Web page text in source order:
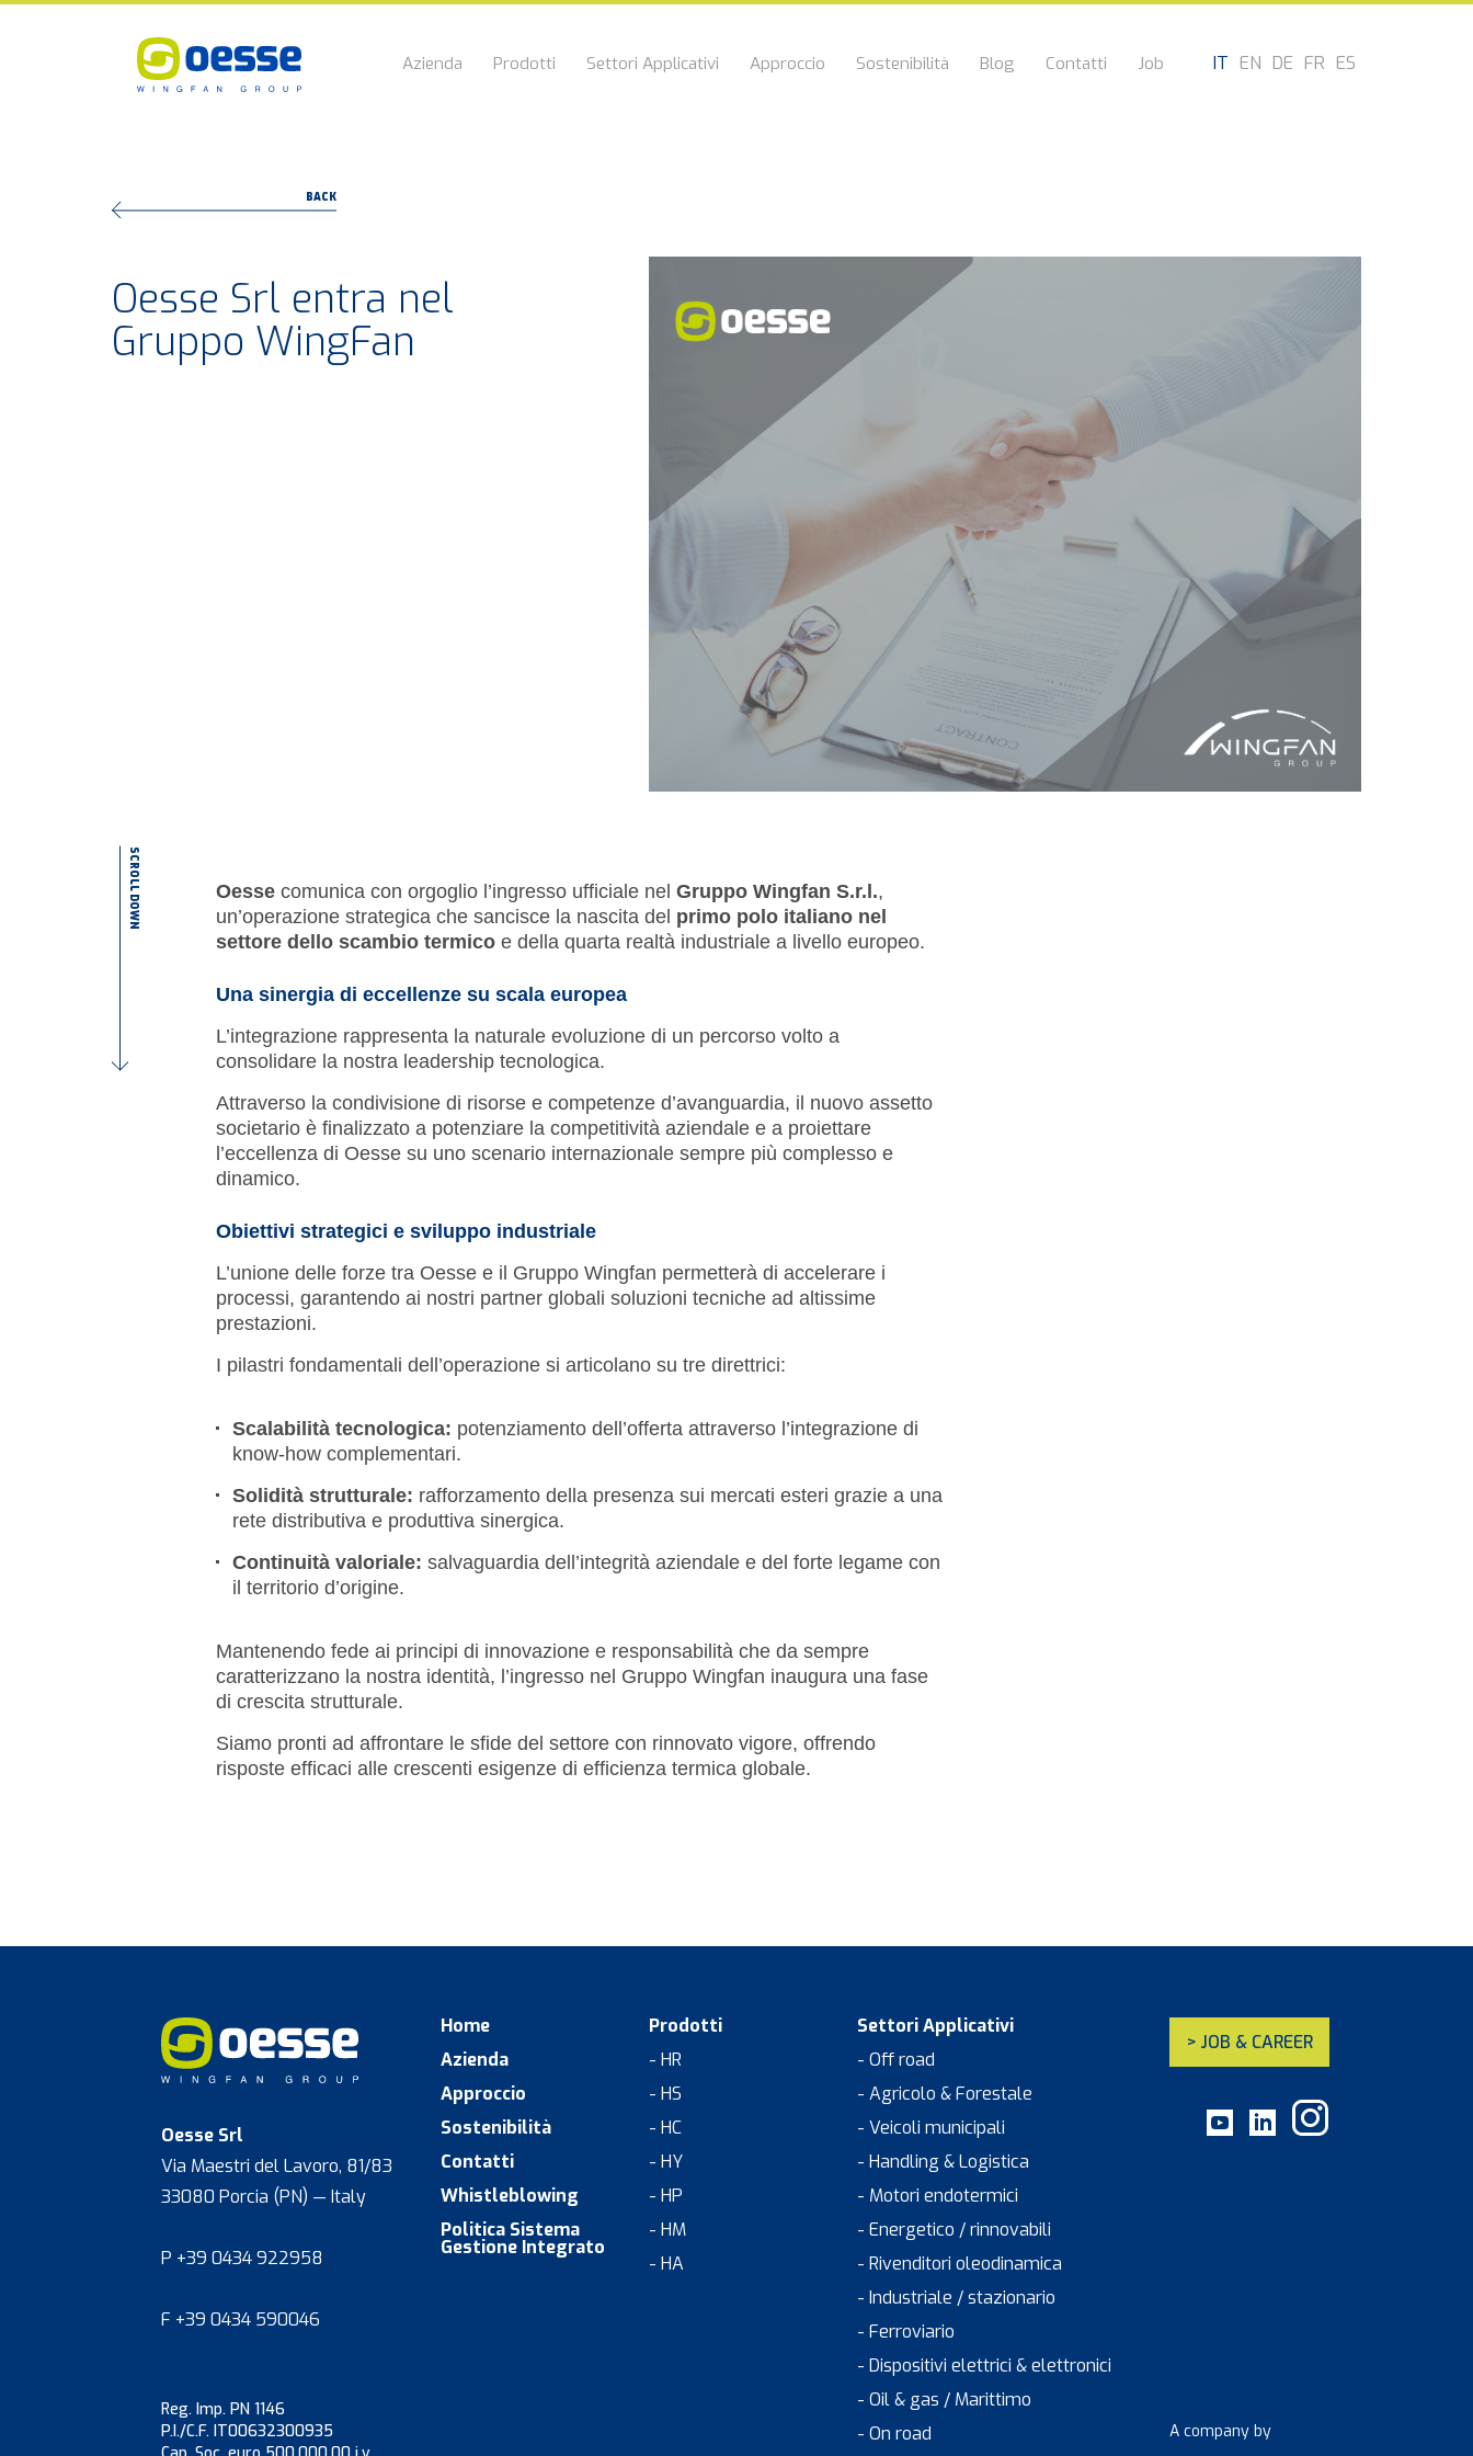
Azienda Prodotti Settori Applicativi Approccio Sostenibilità Blog Contatti Job IT EN DE FR ES
BACK
Oesse Srl entra nel
Gruppo WingFan
SCROLL DOWN Oesse comunica con orgoglio l’ingresso ufficiale nel Gruppo Wingfan S.r.l.,
un’operazione strategica che sancisce la nascita del primo polo italiano nel
settore dello scambio termico e della quarta realtà industriale a livello europeo.
Una sinergia di eccellenze su scala europea
L’integrazione rappresenta la naturale evoluzione di un percorso volto a
consolidare la nostra leadership tecnologica.
Attraverso la condivisione di risorse e competenze d’avanguardia, il nuovo assetto
societario è finalizzato a potenziare la competitività aziendale e a proiettare
l’eccellenza di Oesse su uno scenario internazionale sempre più complesso e
dinamico.
Obiettivi strategici e sviluppo industriale
L’unione delle forze tra Oesse e il Gruppo Wingfan permetterà di accelerare i
processi, garantendo ai nostri partner globali soluzioni tecniche ad altissime
prestazioni.
I pilastri fondamentali dell’operazione si articolano su tre direttrici:
Scalabilità tecnologica: potenziamento dell’offerta attraverso l’integrazione di
know-how complementari.
Solidità strutturale: rafforzamento della presenza sui mercati esteri grazie a una
rete distributiva e produttiva sinergica.
Continuità valoriale: salvaguardia dell’integrità aziendale e del forte legame con
il territorio d’origine.
Mantenendo fede ai principi di innovazione e responsabilità che da sempre
caratterizzano la nostra identità, l’ingresso nel Gruppo Wingfan inaugura una fase
di crescita strutturale.
Siamo pronti ad affrontare le sfide del settore con rinnovato vigore, offrendo
risposte efficaci alle crescenti esigenze di efficienza termica globale.
Oesse Srl
Via Maestri del Lavoro, 81/83
33080 Porcia (PN) — Italy
P +39 0434 922958
F +39 0434 590046
Reg. Imp. PN 1146
P.I./C.F. IT00632300935
Home
Azienda
Approccio
Sostenibilità
Contatti
Whistleblowing
Politica Sistema
Gestione Integrato
Prodotti
- HR
- HS
- HC
- HY
- HP
- HM
- HA
Settori Applicativi
- Off road
- Agricolo & Forestale
- Veicoli municipali
- Handling & Logistica
- Motori endotermici
- Energetico / rinnovabili
- Rivenditori oleodinamica
- Industriale / stazionario
- Ferroviario
- Dispositivi elettrici & elettronici
- Oil & gas / Marittimo
- On road
> JOB & CAREER
A company by